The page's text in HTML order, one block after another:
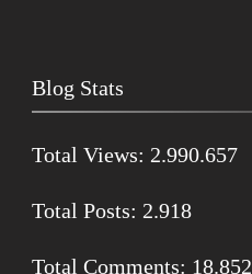
Blog Stats
Total Views: 2.990.657
Total Posts: 2.918
Total Comments: 18.852